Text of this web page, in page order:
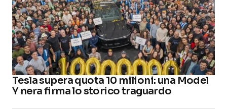
Tesla supera quota 10 milioni: una Model
Y nera firma lo storico traguardo